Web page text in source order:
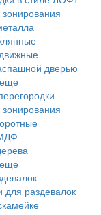
зонирования
дверью
зонирования
раздевалок